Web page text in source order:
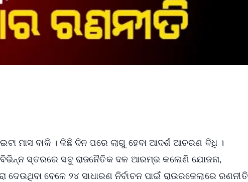
ମାସ ବାକି । କିଛି ଦିନ ପରେ ଲାଗୁ ହେବା ଆଦର୍ଶ ଆଚରଣ ବିଧି ।
ସ୍ତରରେ ସବୁ ରାଜନୈତିକ ଦଳ ଆରମ୍ଭ କଲେଣି ଯୋଜନା,
ଦେଉଥିବା ବେଳେ ୨୪ ସାଧାରଣ ନିର୍ବାଚନ ପାଇଁ ରାଉରକେଲାରେ ରଣନୀତି